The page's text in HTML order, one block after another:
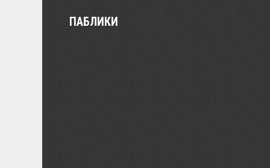
ПАБЛИКИ